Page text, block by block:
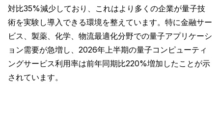
対比35%減少しており、これはより多くの企業が量子技
術を実験し導入できる環境を整えています。特に金融サー
ビス、製薬、化学、物流最適化分野での量子アプリケーシ
ョン需要が急増し、2026年上半期の量子コンピューティ
ングサービス利用率は前年同期比220%増加したことが示
されています。